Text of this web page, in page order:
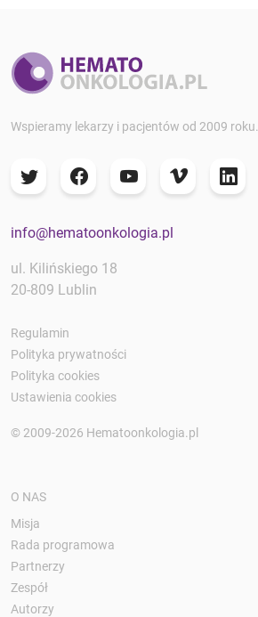
Wspieramy lekarzy i pacjentów od 2009 roku.
info@hematoonkologia.pl
ul. Kilińskiego 18
20-809 Lublin
Regulamin
Polityka prywatności
Polityka cookies
Ustawienia cookies
© 2009-2026 Hematoonkologia.pl
O NAS
Misja
Rada programowa
Partnerzy
Zespół
Autorzy